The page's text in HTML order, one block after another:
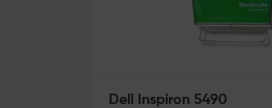
Dell Inspiron 5490